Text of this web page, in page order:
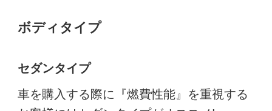
ボディタイプ
セダンタイプ
車を購入する際に『燃費性能』を重視する